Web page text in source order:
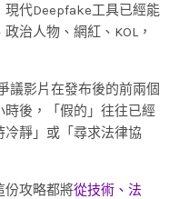
代Deepfake工具已經能
治人物、網紅、KOL，
議影片在發布後的前兩個
後，「假的」往往已經
靜」或「尋求法律協
份攻略都將從技術、法